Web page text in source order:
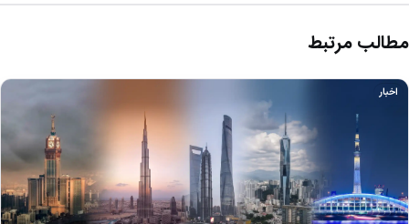
مطالب مرتبط
اخبار